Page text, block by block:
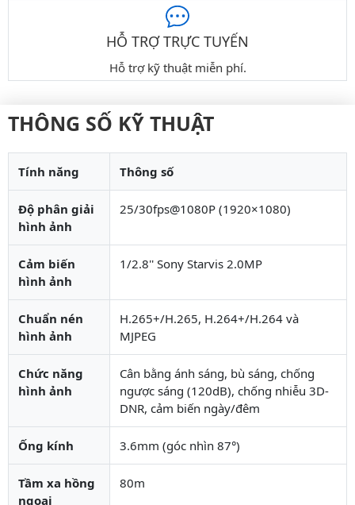
HỖ TRỢ TRỰC TUYẾN
Hỗ trợ kỹ thuật miễn phí.
THÔNG SỐ KỸ THUẬT
Tính năng Thông số
Độ phân giải
hình ảnh
25/30fps@1080P (1920×1080)
Cảm biến
hình ảnh
1/2.8'' Sony Starvis 2.0MP
Chuẩn nén
hình ảnh
H.265+/H.265, H.264+/H.264 và
MJPEG
Chức năng
hình ảnh
Cân bằng ánh sáng, bù sáng, chống
ngược sáng (120dB), chống nhiễu 3D-
DNR, cảm biến ngày/đêm
Ống kính 3.6mm (góc nhìn 87°)
Tầm xa hồng
ngoại
80m